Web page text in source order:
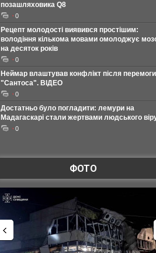
позашляховика Q8
0
Рецепт молодості виявився простішим:
володіння кількома мовами омолоджує
на десяток років
0
Неймар влаштував конфлікт після перемоги
"Сантоса". ВІДЕО
0
Достатньо було погладити: лемури на
Мадагаскарі стали жертвами людського
0
ФОТО